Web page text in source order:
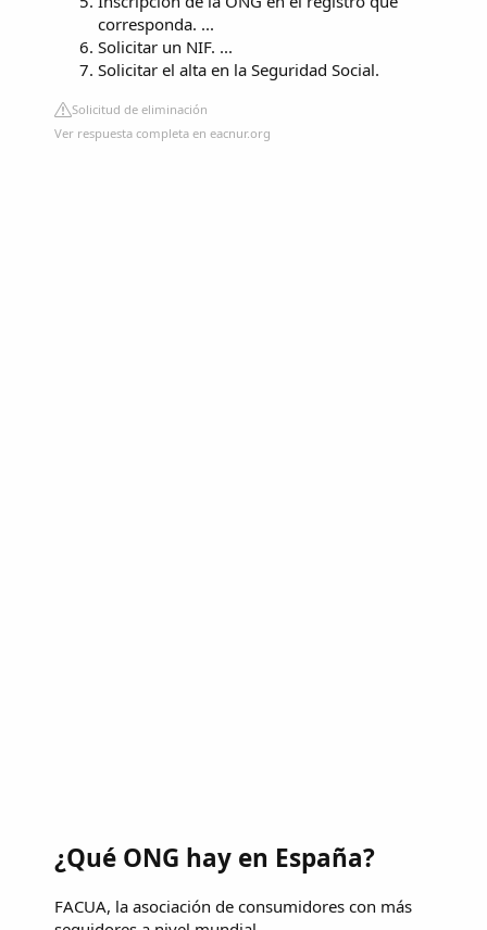
corresponda. ...
Solicitar un NIF. ...
Solicitar el alta en la Seguridad Social.
Solicitud de eliminación
Ver respuesta completa en eacnur.org
¿Qué ONG hay en España?
FACUA, la asociación de consumidores con más